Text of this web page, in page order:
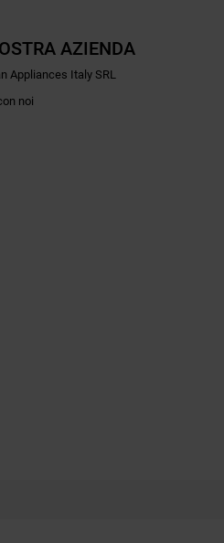
AZIENDA
Appliances Italy SRL
noi